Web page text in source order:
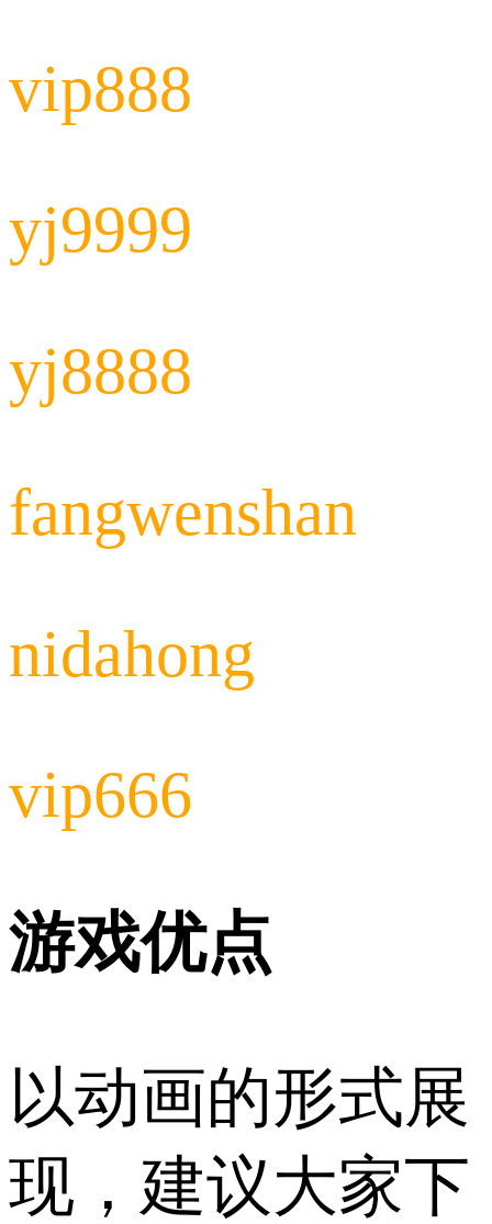
vip888
yj9999
yj8888
fangwenshan
nidahong
vip666
游戏优点
以动画的形式展
现，建议大家下